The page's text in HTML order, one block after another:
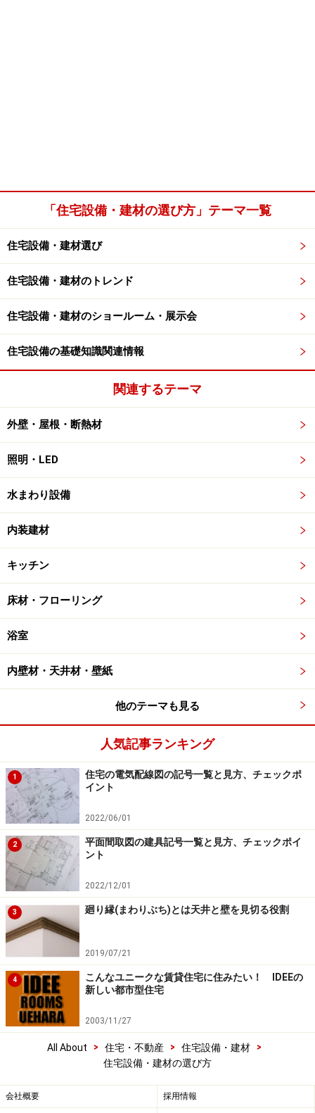
「住宅設備・建材の選び方」テーマ一覧
住宅設備・建材選び
住宅設備・建材のトレンド
住宅設備・建材のショールーム・展示会
住宅設備の基礎知識関連情報
関連するテーマ
外壁・屋根・断熱材
照明・LED
水まわり設備
内装建材
キッチン
床材・フローリング
浴室
内壁材・天井材・壁紙
他のテーマも見る
人気記事ランキング
1
住宅の電気配線図の記号一覧と見方、チェックポ
イント
2022/06/01
2
平面間取図の建具記号一覧と見方、チェックポイ
ント
2022/12/01
3 廻り縁(まわりぶち)とは天井と壁を見切る役割
2019/07/21
4
こんなユニークな賃貸住宅に住みたい！ IDEEの
新しい都市型住宅
2003/11/27
All About > 住宅・不動産 > 住宅設備・建材
>
住宅設備・建材の選び方
会社概要 採用情報